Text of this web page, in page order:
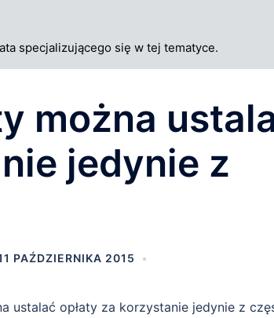
specjalizującego się w tej tematyce.
można
jedynie z
PAŹDZIERNIKA 2015
ustalać opłaty za korzystanie jedynie z